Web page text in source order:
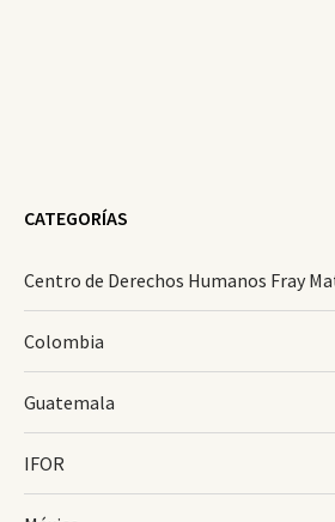
CATEGORÍAS
Centro de Derechos Humanos Fray
Colombia
Guatemala
IFOR